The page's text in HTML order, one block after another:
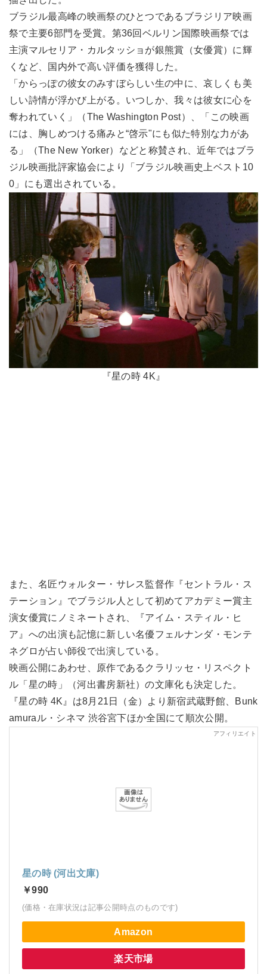
ブラジル最高峰の映画祭のひとつであるブラジリア映画
祭で主要6部門を受賞。第36回ベルリン国際映画祭では
主演マルセリア・カルタッショが銀熊賞（女優賞）に輝
くなど、国内外で高い評価を獲得した。
「からっぽの彼女のみすぼらしい生の中に、哀しくも美
しい詩情が浮かび上がる。いつしか、我々は彼女に心を
奪われていく」（The Washington Post）、「この映画
には、胸しめつける痛みと“啓示"にも似た特別な力があ
る」（The New Yorker）などと称賛され、近年ではブラ
ジル映画批評家協会により「ブラジル映画史上ベスト10
0」にも選出されている。
『星の時 4K』
また、名匠ウォルター・サレス監督作『セントラル・ス
テーション』でブラジル人として初めてアカデミー賞主
演女優賞にノミネートされ、『アイム・スティル・ヒ
ア』への出演も記憶に新しい名優フェルナンダ・モンテ
ネグロが占い師役で出演している。
映画公開にあわせ、原作であるクラリッセ・リスペクト
ル「星の時」（河出書房新社）の文庫化も決定した。
『星の時 4K』は8月21日（金）より新宿武蔵野館、Bunk
amuraル・シネマ 渋谷宮下ほか全国にて順次公開。
星の時 (河出文庫)
￥990
(価格・在庫状況は記事公開時点のものです)
Amazon
楽天市場